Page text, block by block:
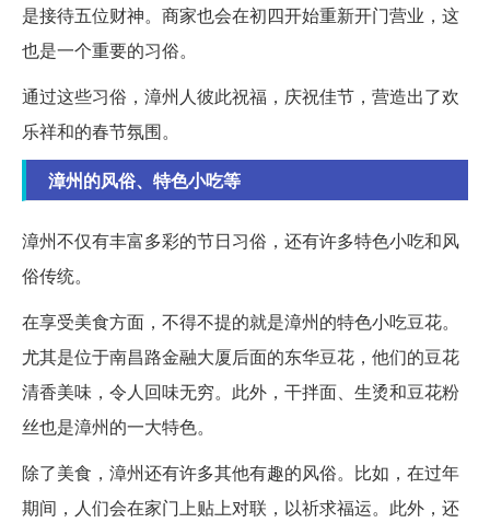
是接待五位财神。商家也会在初四开始重新开门营业，这
也是一个重要的习俗。
通过这些习俗，漳州人彼此祝福，庆祝佳节，营造出了欢
乐祥和的春节氛围。
漳州的风俗、特色小吃等
漳州不仅有丰富多彩的节日习俗，还有许多特色小吃和风
俗传统。
在享受美食方面，不得不提的就是漳州的特色小吃豆花。
尤其是位于南昌路金融大厦后面的东华豆花，他们的豆花
清香美味，令人回味无穷。此外，干拌面、生烫和豆花粉
丝也是漳州的一大特色。
除了美食，漳州还有许多其他有趣的风俗。比如，在过年
期间，人们会在家门上贴上对联，以祈求福运。此外，还